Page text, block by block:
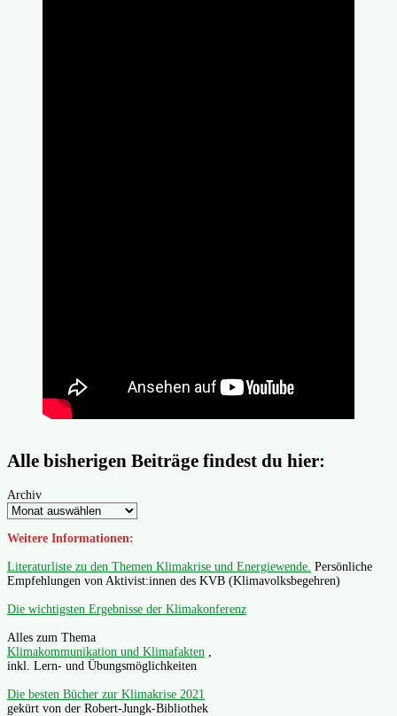
Alle bisherigen Beiträge findest du hier:
Archiv
Weitere Informationen:
Literaturliste zu den Themen Klimakrise und Energiewende. Persönliche
Empfehlungen von Aktivist:innen des KVB (Klimavolksbegehren)
Die wichtigsten Ergebnisse der Klimakonferenz
Alles zum Thema
Klimakommunikation und Klimafakten
inkl. Lern- und Übungsmöglichkeiten
Die besten Bücher zur Klimakrise 2021
gekürt von der Robert-Jungk-Bibliothek